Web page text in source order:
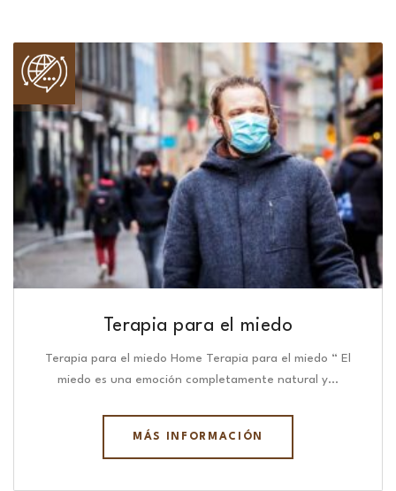
Terapia para el miedo
Terapia para el miedo Home Terapia para el miedo “ El
miedo es una emoción completamente natural y…
MÁS INFORMACIÓN